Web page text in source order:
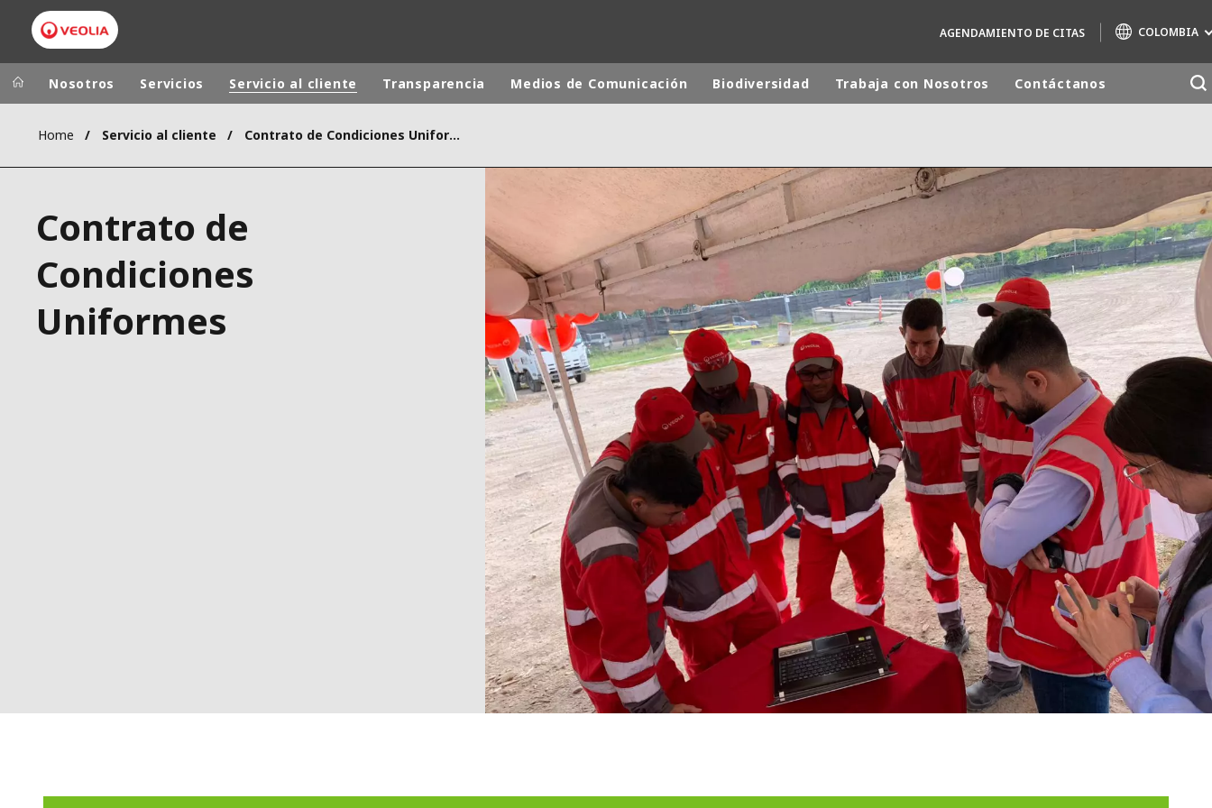
AGENDAMIENTO DE CITAS COLOMBIA
Grupo Veolia
CAMPUS
FUNDACIÓN
INSTITUTO
Presencia mundial
AUSTRALIA Y NUEVA ZELANDA
NORTEAMÉRICA
ÁFRICA Y ORIENTE MEDIO
ÁSIA
AIR QUALITY
ENGINEERING & CONSULTING
HAZARDOUS WASTE EUROPE
INDUSTRIAS SOLUCIONES GLOBALES
NUCLEAR SOLUTIONS
OFIS
SEDE BENELUX
VEOLIA AGRICULTURE
WATER TECHNOLOGIES
Nosotros Servicios Servicio al cliente Transparencia Medios de Comunicación Biodiversidad Trabaja con Nosotros Contáctanos
Home Servicio al cliente Contrato de Condiciones Uniformes
Contrato de
Condiciones
Uniformes